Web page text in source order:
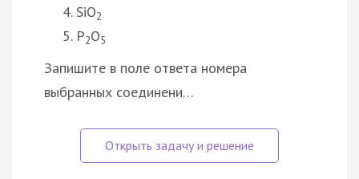
SiO2
P2O5
Запишите в поле ответа номера
выбранных соединени…